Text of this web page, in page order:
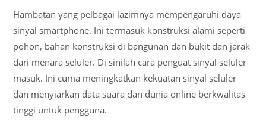
Hambatan yang pelbagai lazimnya mempengaruhi daya
sinyal smartphone. Ini termasuk konstruksi alami seperti
pohon, bahan konstruksi di bangunan dan bukit dan jarak
dari menara seluler. Di sinilah cara penguat sinyal seluler
masuk. Ini cuma meningkatkan kekuatan sinyal seluler
dan menyiarkan data suara dan dunia online berkwalitas
tinggi untuk pengguna.